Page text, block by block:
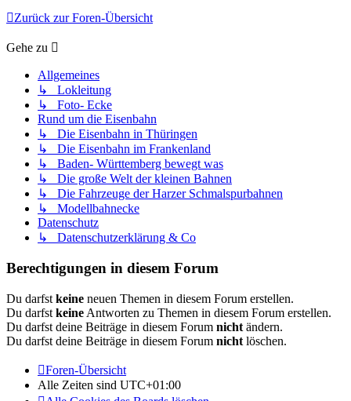
Zurück zur Foren-Übersicht
Gehe zu
Allgemeines
↳ Lokleitung
↳ Foto- Ecke
Rund um die Eisenbahn
↳ Die Eisenbahn in Thüringen
↳ Die Eisenbahn im Frankenland
↳ Baden- Württemberg bewegt was
↳ Die große Welt der kleinen Bahnen
↳ Die Fahrzeuge der Harzer Schmalspurbahnen
↳ Modellbahnecke
Datenschutz
↳ Datenschutzerklärung & Co
Berechtigungen in diesem Forum
Du darfst keine neuen Themen in diesem Forum erstellen.
Du darfst keine Antworten zu Themen in diesem Forum erstellen.
Du darfst deine Beiträge in diesem Forum nicht ändern.
Du darfst deine Beiträge in diesem Forum nicht löschen.
Foren-Übersicht
Alle Zeiten sind UTC+01:00